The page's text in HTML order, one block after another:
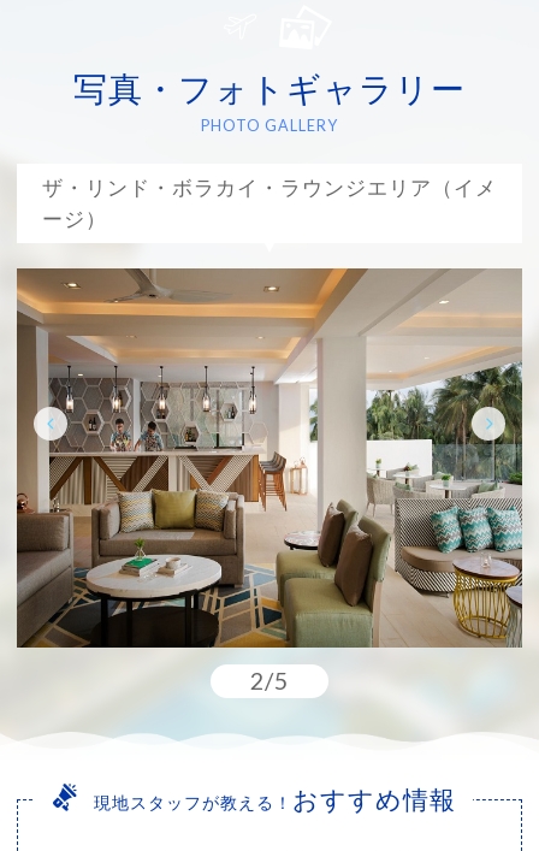
（Tartine、Crust、+36）の他に、フィッ
トネスセンター、ブティックショップ、ス
も敷地内の大きな魅力としては、２つの大
きなプールエリアの一つ「インフィニティ
プール」がオススメです。子供向けのプー
ルも完備しておりますので、ファミリーで
のご滞在にも最適なリゾート環境です。
写真・フォトギャラリー
PHOTO GALLERY
ザ・リンド・ボラカイ・ラウンジエリア（イメ
ージ）
2/5
現地スタッフが教える！ おすすめ情報